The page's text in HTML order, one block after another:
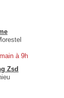
à 9h
Zsd